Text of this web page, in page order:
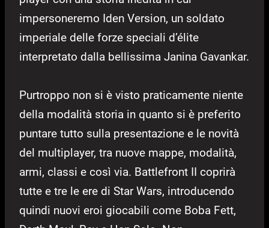
impersoneremo Iden Version, un soldato
imperiale delle forze speciali d’élite
interpretato dalla bellissima Janina Gavankar.
Purtroppo non si è visto praticamente niente
della modalità storia in quanto si è preferito
puntare tutto sulla presentazione e le novità
del multiplayer, tra nuove mappe, modalità,
armi, classi e così via. Battlefront II coprirà
tutte e tre le ere di Star Wars, introducendo
quindi nuovi eroi giocabili come Boba Fett,